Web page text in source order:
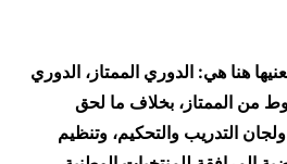
هنا هي: الدوري الممتاز، الدوري
من الممتاز، بخلاف ما لحق
ولجان التدريب والتحكيم، وتنظيم